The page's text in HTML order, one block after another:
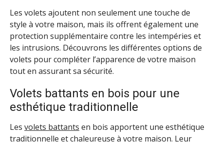
Les volets ajoutent non seulement une touche de
style à votre maison, mais ils offrent également une
protection supplémentaire contre les intempéries et
les intrusions. Découvrons les différentes options de
volets pour compléter l’apparence de votre maison
tout en assurant sa sécurité.
Volets battants en bois pour une
esthétique traditionnelle
Les volets battants en bois apportent une esthétique
traditionnelle et chaleureuse à votre maison. Leur